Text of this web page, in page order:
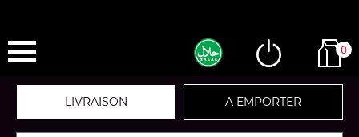
0
LIVRAISON A EMPORTER